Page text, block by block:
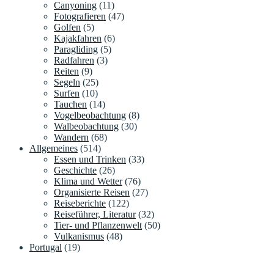
Canyoning (11)
Fotografieren (47)
Golfen (5)
Kajakfahren (6)
Paragliding (5)
Radfahren (3)
Reiten (9)
Segeln (25)
Surfen (10)
Tauchen (14)
Vogelbeobachtung (8)
Walbeobachtung (30)
Wandern (68)
Allgemeines (514)
Essen und Trinken (33)
Geschichte (26)
Klima und Wetter(76)
Organisierte Reisen (27)
Reiseberichte (122)
Reiseführer, Literatur(32)
Tier- und Pflanzenwelt(50)
Vulkanismus (48)
Portugal (19)